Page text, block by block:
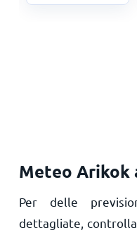
Meteo Arikok
Per delle
dettagliate,